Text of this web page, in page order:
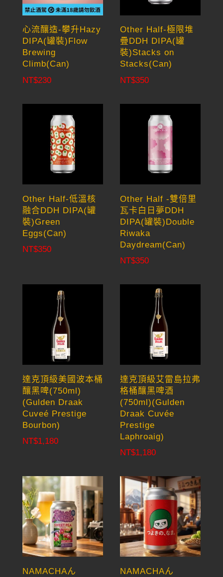
心流釀造-攀升Hazy
DIPA(罐裝)Flow
Brewing
Climb(Can)
NT$230
Other Half-極限堆
疊DDH DIPA(罐
裝)Stacks on
Stacks(Can)
NT$350
Other Half-低溫核
融合DDH DIPA(罐
裝)Green
Eggs(Can)
NT$350
Other Half -雙倍里
瓦卡白日夢DDH
DIPA(罐裝)Double
Riwaka
Daydream(Can)
NT$350
達克頂級美國波本桶
釀黑啤(750ml)
(Gulden Draak
Cuveé Prestige
Bourbon)
NT$1,180
達克頂級艾雷島拉弗
格桶釀黑啤酒
(750ml)(Gulden
Draak Cuvée
Prestige
Laphroaig)
NT$1,180
NAMACHAん
NAMACHAん